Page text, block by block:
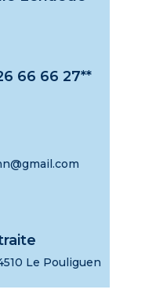
66 66 27**
Le Pouliguen